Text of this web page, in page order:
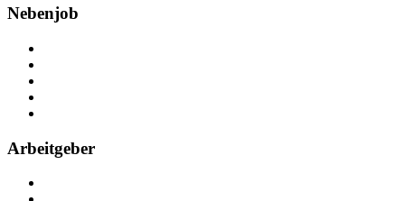
Nebenjob
Arbeitgeber